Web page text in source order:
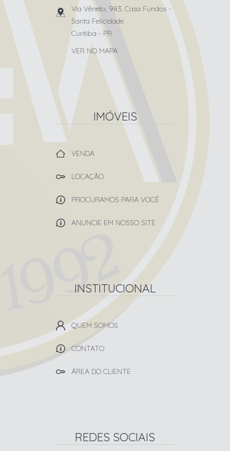
Via Vêneto, 983, Casa Fundos -
Santa Felicidade
Curitiba - PR
VER NO MAPA
IMÓVEIS
VENDA
LOCAÇÃO
PROCURAMOS PARA VOCÊ
ANUNCIE EM NOSSO SITE
INSTITUCIONAL
QUEM SOMOS
CONTATO
ÁREA DO CLIENTE
REDES SOCIAIS